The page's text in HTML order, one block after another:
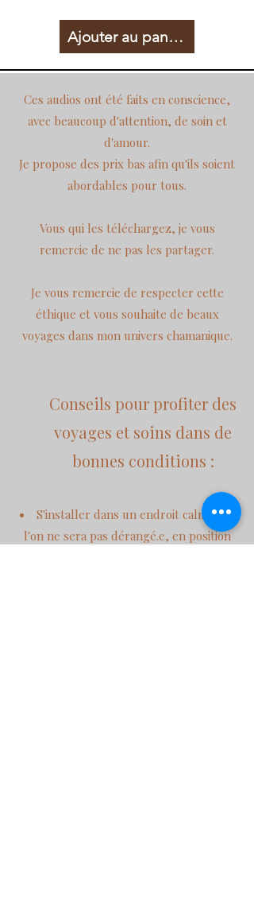
Ajouter au panier
Ces audios ont été faits en conscience,
avec beaucoup d'attention, de soin et
d'amour.
Je propose des prix bas afin qu'ils soient
abordables pour tous.
Vous qui les téléchargez, je vous
remercie de ne pas les partager.
Je vous remercie de respecter cette
éthique et vous souhaite de beaux
voyages dans mon univers chamanique.
Conseils pour profiter des
voyages et soins dans de
bonnes conditions :
S'installer dans un endroit calme, où
l'on ne sera pas dérangé.e, en position